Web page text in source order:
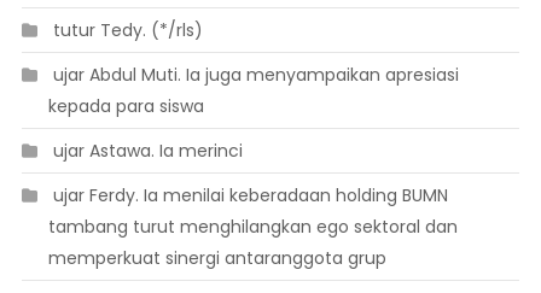
 tutur Tedy. (*/rls)
 ujar Abdul Muti. Ia juga menyampaikan apresiasi
kepada para siswa
 ujar Astawa. Ia merinci
 ujar Ferdy. Ia menilai keberadaan holding BUMN
tambang turut menghilangkan ego sektoral dan
memperkuat sinergi antaranggota grup